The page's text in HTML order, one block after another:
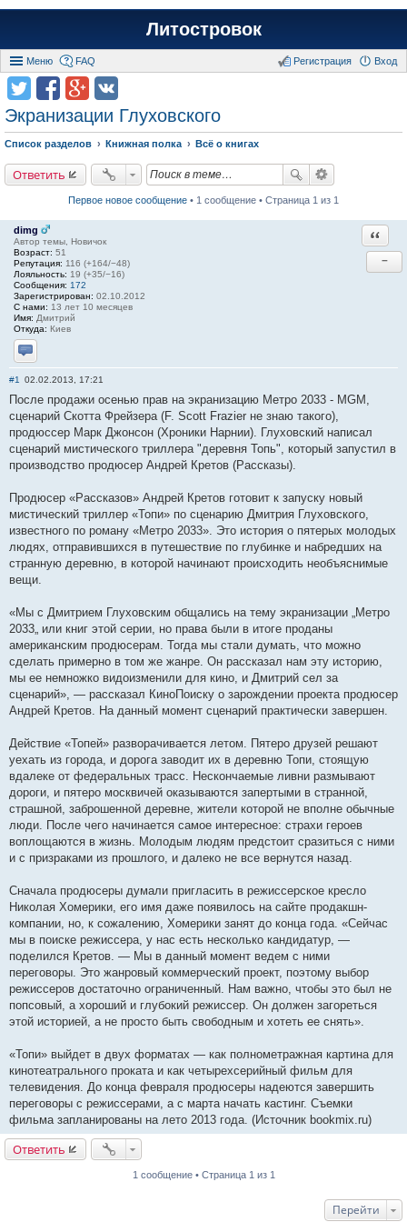
Литостровок
Меню FAQ Вход
Регистрация
Экранизации Глуховского
Список разделов Книжная полка Всё о книгах
Ответить
Первое новое сообщение • 1 сообщение • Страница 1 из 1
dimg
Автор темы, Новичок
Возраст: 51
Репутация: 116 (+164/−48)
Лояльность: 19 (+35/−16)
Сообщения: 172
Зарегистрирован: 02.10.2012
С нами: 13 лет 10 месяцев
Имя: Дмитрий
Откуда: Киев
Отправить личное сообщение
−
#1 02.02.2013, 17:21
После продажи осенью прав на экранизацию Метро 2033 - MGM,
сценарий Скотта Фрейзера (F. Scott Frazier не знаю такого),
продюссер Марк Джонсон (Хроники Нарнии). Глуховский написал
сценарий мистического триллера "деревня Топь", который запустил в
производство продюсер Андрей Кретов (Рассказы).
Продюсер «Рассказов» Андрей Кретов готовит к запуску новый
мистический триллер «Топи» по сценарию Дмитрия Глуховского,
известного по роману «Метро 2033». Это история о пятерых молодых
людях, отправившихся в путешествие по глубинке и набредших на
странную деревню, в которой начинают происходить необъяснимые
вещи.
«Мы с Дмитрием Глуховским общались на тему экранизации „Метро
2033„ или книг этой серии, но права были в итоге проданы
американским продюсерам. Тогда мы стали думать, что можно
сделать примерно в том же жанре. Он рассказал нам эту историю,
мы ее немножко видоизменили для кино, и Дмитрий сел за
сценарий», — рассказал КиноПоиску о зарождении проекта продюсер
Андрей Кретов. На данный момент сценарий практически завершен.
Действие «Топей» разворачивается летом. Пятеро друзей решают
уехать из города, и дорога заводит их в деревню Топи, стоящую
вдалеке от федеральных трасс. Нескончаемые ливни размывают
дороги, и пятеро москвичей оказываются запертыми в странной,
страшной, заброшенной деревне, жители которой не вполне обычные
люди. После чего начинается самое интересное: страхи героев
воплощаются в жизнь. Молодым людям предстоит сразиться с ними
и с призраками из прошлого, и далеко не все вернутся назад.
Сначала продюсеры думали пригласить в режиссерское кресло
Николая Хомерики, его имя даже появилось на сайте продакшн-
компании, но, к сожалению, Хомерики занят до конца года. «Сейчас
мы в поиске режиссера, у нас есть несколько кандидатур, —
поделился Кретов. — Мы в данный момент ведем с ними
переговоры. Это жанровый коммерческий проект, поэтому выбор
режиссеров достаточно ограниченный. Нам важно, чтобы это был не
попсовый, а хороший и глубокий режиссер. Он должен загореться
этой историей, а не просто быть свободным и хотеть ее снять».
«Топи» выйдет в двух форматах — как полнометражная картина для
кинотеатрального проката и как четырехсерийный фильм для
телевидения. До конца февраля продюсеры надеются завершить
переговоры с режиссерами, а с марта начать кастинг. Съемки
фильма запланированы на лето 2013 года. (Источник bookmix.ru)
Ответить
1 сообщение • Страница 1 из 1
Перейти